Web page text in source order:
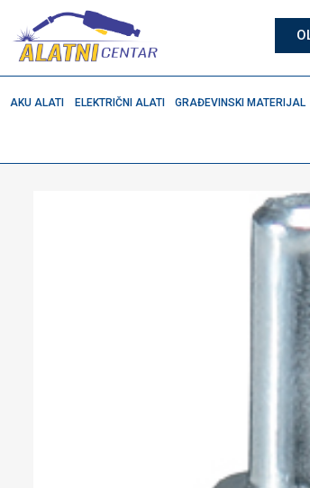
AKU ALATI ELEKTRIČNI ALATI GRAĐEVINSKI MATERIJAL